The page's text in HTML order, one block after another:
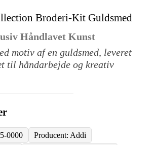
Håndlavet Kunst
motiv af en guldsmed, leveret
til håndarbejde og kreativ
0000 Producent: Addi